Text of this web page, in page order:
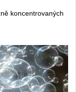
koncentrovaných